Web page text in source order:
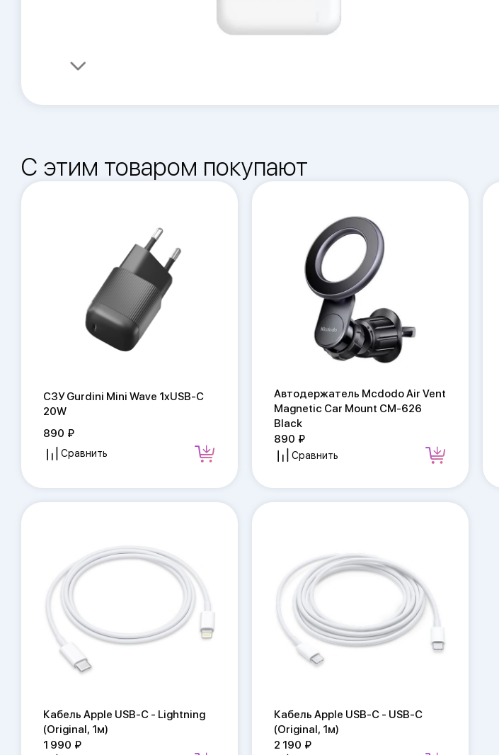
С этим товаром покупают
СЗУ Gurdini Mini Wave 1xUSB-C
20W
890
Сравнить
Автодержатель Mcdodo Air Vent
Magnetic Car Mount CM-626
Black
890
Сравнить
Кабель Apple USB-C - Lightning
(Original, 1м)
1 990
Кабель Apple USB-C - USB-C
(Original, 1м)
2 190